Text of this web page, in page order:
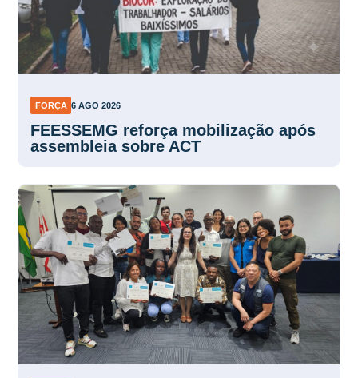
FORÇA 6 AGO 2026
FEESSEMG reforça mobilização após
assembleia sobre ACT